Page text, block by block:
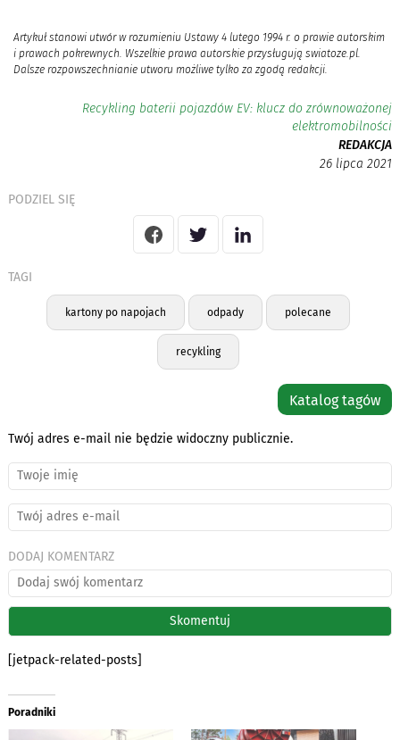
Artykuł stanowi utwór w rozumieniu Ustawy 4 lutego 1994 r. o prawie autorskim
i prawach pokrewnych. Wszelkie prawa autorskie przysługują swiatoze.pl.
Dalsze rozpowszechnianie utworu możliwe tylko za zgodą redakcji.
Recykling baterii pojazdów EV: klucz do zrównoważonej
elektromobilności
REDAKCJA
26 lipca 2021
PODZIEL SIĘ
TAGI
kartony po napojach odpady polecane
recykling
Katalog tagów
Twój adres e-mail nie będzie widoczny publicznie.
DODAJ KOMENTARZ
[jetpack-related-posts]
Poradniki